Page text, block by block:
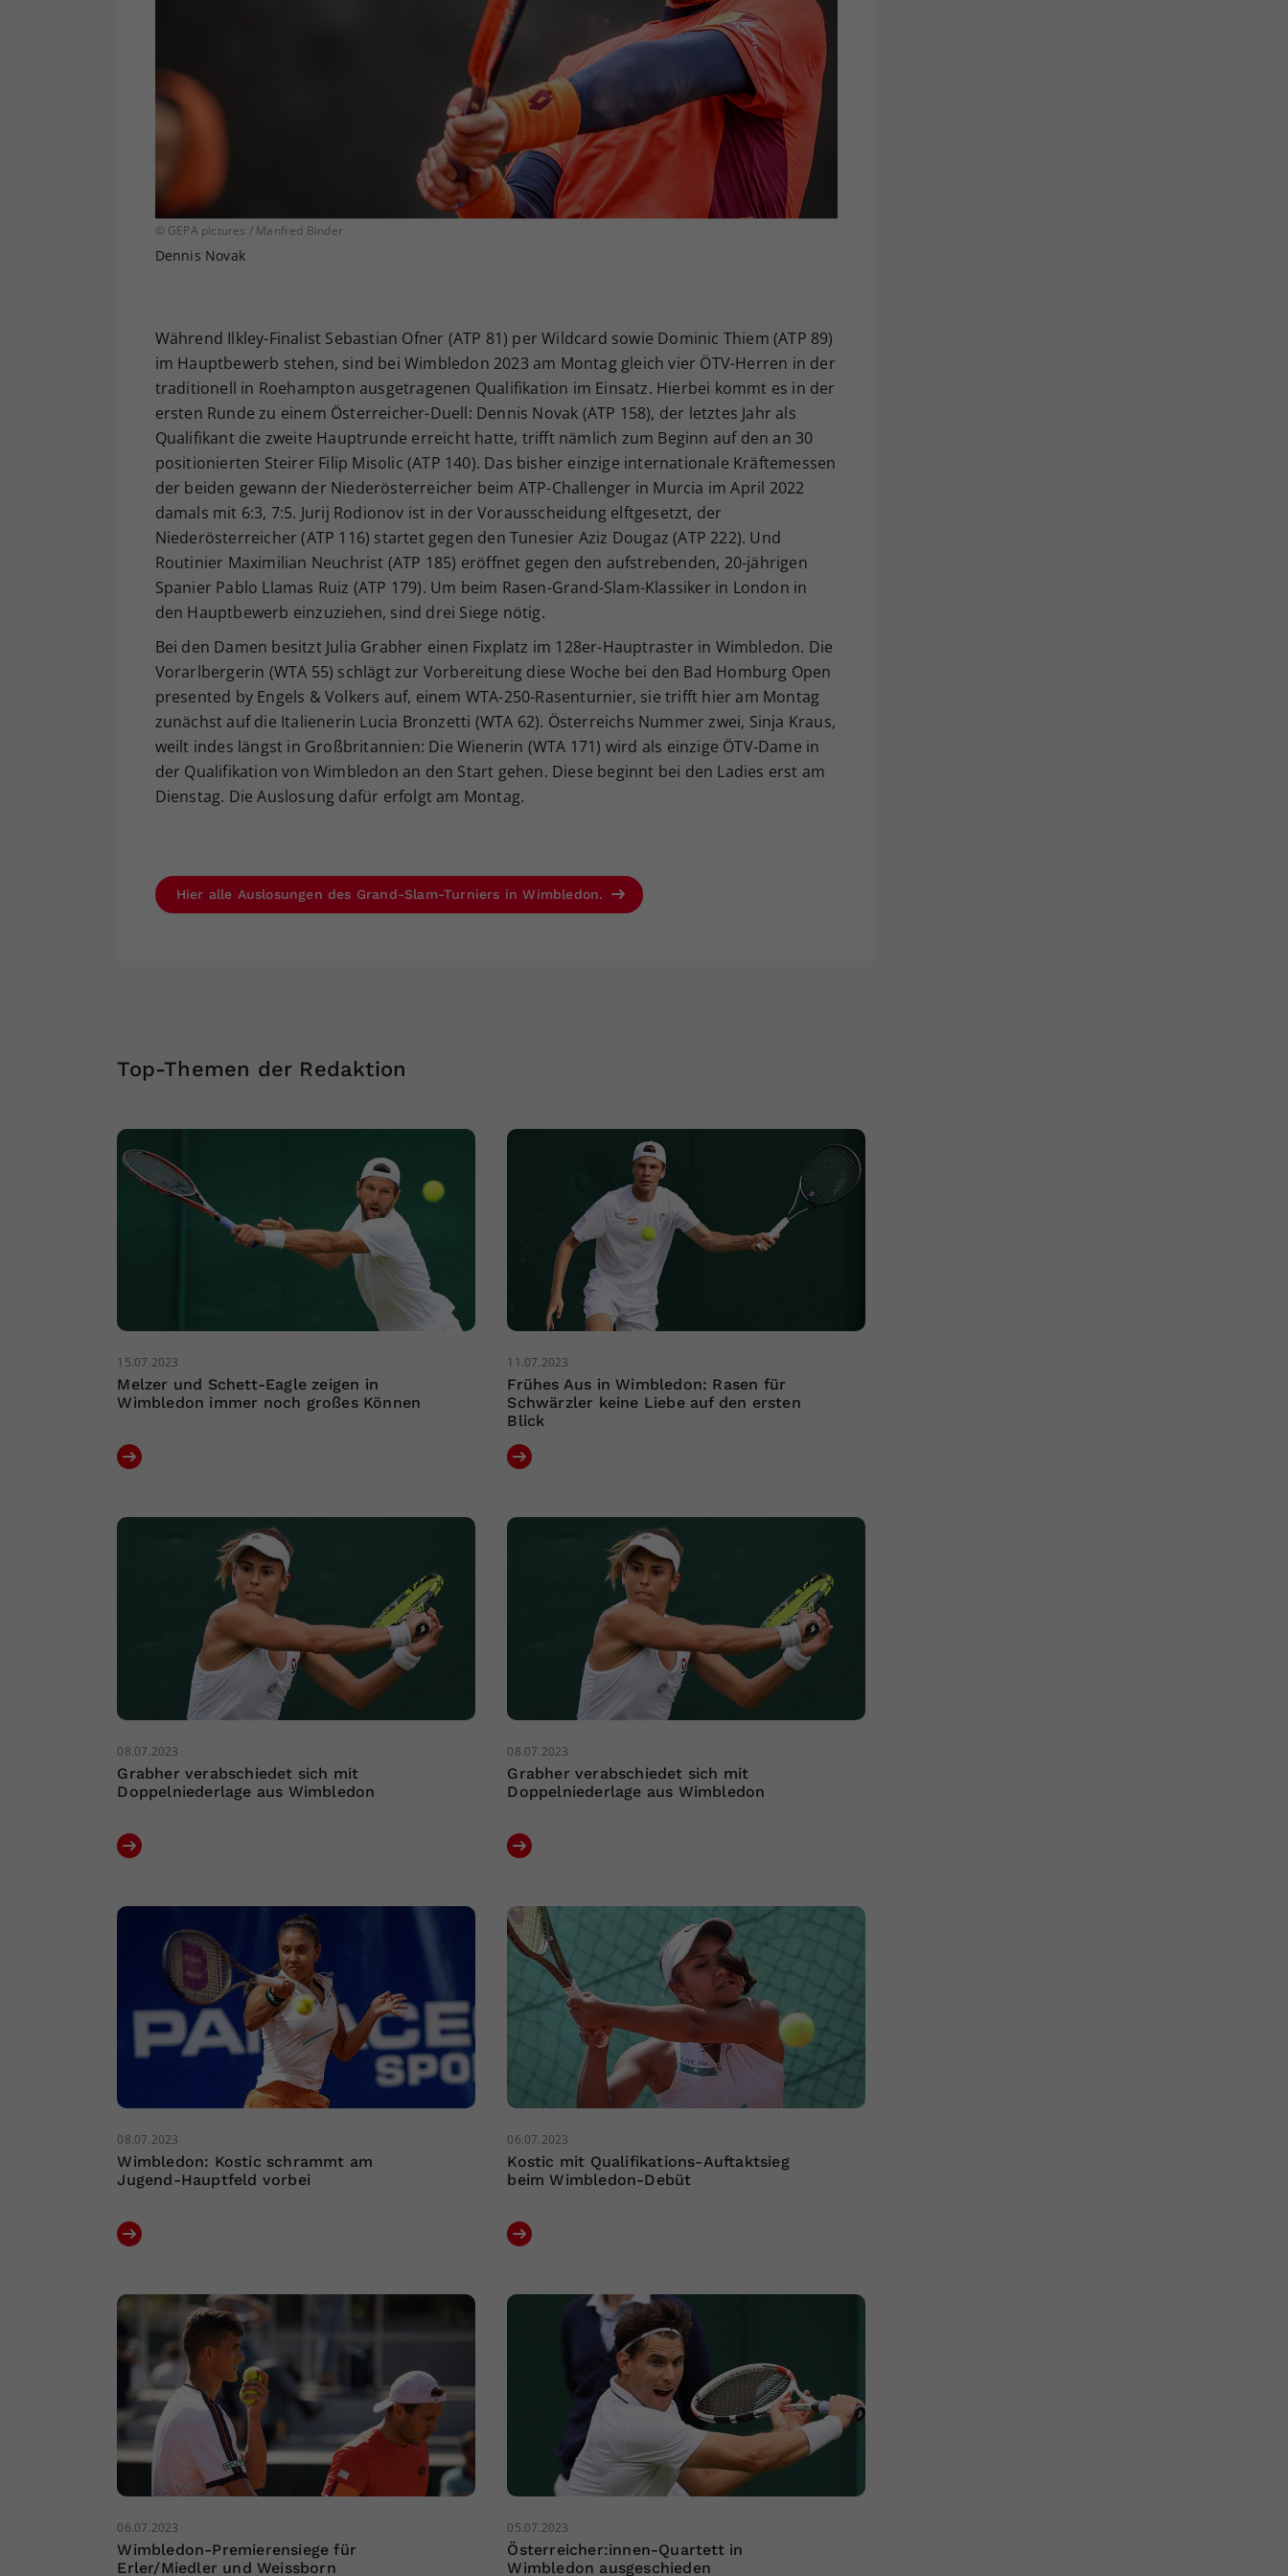
© GEPA pictures / Manfred Binder
Dennis Novak
Während Ilkley-Finalist Sebastian Ofner (ATP 81) per Wildcard sowie Dominic Thiem (ATP 89)
im Hauptbewerb stehen, sind bei Wimbledon 2023 am Montag gleich vier ÖTV-Herren in der
traditionell in Roehampton ausgetragenen Qualifikation im Einsatz. Hierbei kommt es in der
ersten Runde zu einem Österreicher-Duell: Dennis Novak (ATP 158), der letztes Jahr als
Qualifikant die zweite Hauptrunde erreicht hatte, trifft nämlich zum Beginn auf den an 30
positionierten Steirer Filip Misolic (ATP 140). Das bisher einzige internationale Kräftemessen
der beiden gewann der Niederösterreicher beim ATP-Challenger in Murcia im April 2022
damals mit 6:3, 7:5. Jurij Rodionov ist in der Vorausscheidung elftgesetzt, der
Niederösterreicher (ATP 116) startet gegen den Tunesier Aziz Dougaz (ATP 222). Und
Routinier Maximilian Neuchrist (ATP 185) eröffnet gegen den aufstrebenden, 20-jährigen
Spanier Pablo Llamas Ruiz (ATP 179). Um beim Rasen-Grand-Slam-Klassiker in London in
den Hauptbewerb einzuziehen, sind drei Siege nötig.
Bei den Damen besitzt Julia Grabher einen Fixplatz im 128er-Hauptraster in Wimbledon. Die
Vorarlbergerin (WTA 55) schlägt zur Vorbereitung diese Woche bei den Bad Homburg Open
presented by Engels & Volkers auf, einem WTA-250-Rasenturnier, sie trifft hier am Montag
zunächst auf die Italienerin Lucia Bronzetti (WTA 62). Österreichs Nummer zwei, Sinja Kraus,
weilt indes längst in Großbritannien: Die Wienerin (WTA 171) wird als einzige ÖTV-Dame in
der Qualifikation von Wimbledon an den Start gehen. Diese beginnt bei den Ladies erst am
Dienstag. Die Auslosung dafür erfolgt am Montag.
Hier alle Auslosungen des Grand-Slam-Turniers in Wimbledon.
Top-Themen der Redaktion
15.07.2023
Melzer und Schett-Eagle zeigen in
Wimbledon immer noch großes Können
11.07.2023
Frühes Aus in Wimbledon: Rasen für
Schwärzler keine Liebe auf den ersten
Blick
08.07.2023
Grabher verabschiedet sich mit
Doppelniederlage aus Wimbledon
08.07.2023
Grabher verabschiedet sich mit
Doppelniederlage aus Wimbledon
08.07.2023
Wimbledon: Kostic schrammt am
Jugend-Hauptfeld vorbei
06.07.2023
Kostic mit Qualifikations-Auftaktsieg
beim Wimbledon-Debüt
06.07.2023
Wimbledon-Premierensiege für
Erler/Miedler und Weissborn
05.07.2023
Österreicher:innen-Quartett in
Wimbledon ausgeschieden
Ihrer vorgenommen Einstellungen, falls der
Webseiten-Betreiber dies eingestellt hat.